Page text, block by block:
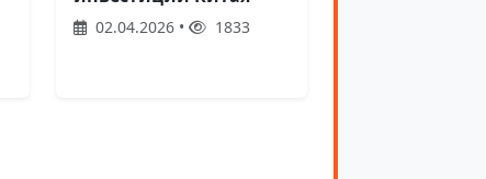
02.04.2026 • 1833